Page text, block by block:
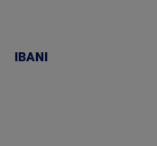
IBANI